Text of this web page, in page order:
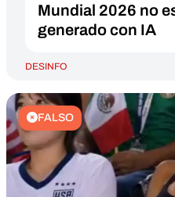
Mundial 2026 no
generado con IA
DESINFO
FALSO